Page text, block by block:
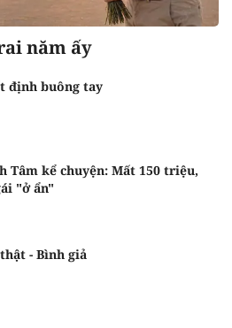
năm ấy
định buông tay
Tâm kể chuyện: Mất 150 triệu,
"ở ẩn"
- Bình giả